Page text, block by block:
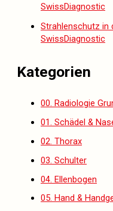
SwissDiagnostic
Strahlenschutz in
SwissDiagnostic
Kategorien
00. Radiologie
01. Schädel &
02. Thorax
03. Schulter
04. Ellenbogen
05. Hand &